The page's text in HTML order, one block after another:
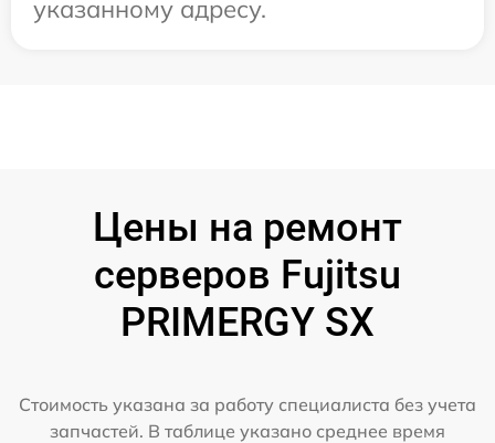
указанному адресу.
Цены на ремонт
серверов Fujitsu
PRIMERGY SX
Стоимость указана за работу специалиста без учета
запчастей. В таблице указано среднее время